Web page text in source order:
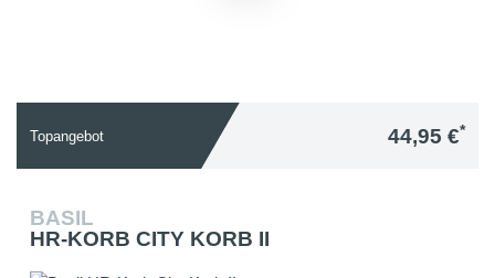
Topangebot 44,95 €*
BASIL
HR-KORB CITY KORB II